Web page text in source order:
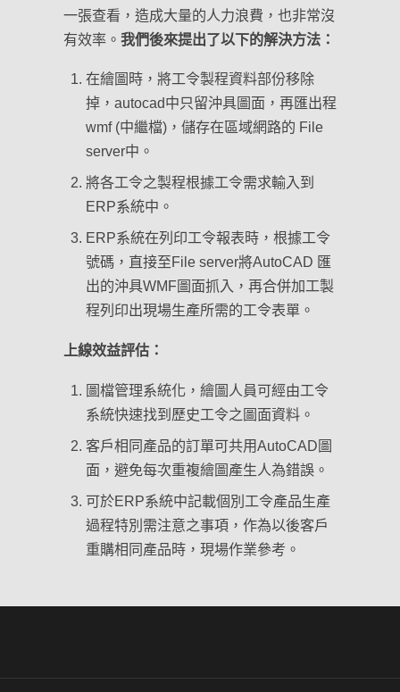
一張查看，造成大量的人力浪費，也非常沒
有效率。我們後來提出了以下的解決方法：
在繪圖時，將工令製程資料部份移除
掉，autocad中只留沖具圖面，再匯出程
wmf (中繼檔)，儲存在區域網路的 File
server中。
將各工令之製程根據工令需求輸入到
ERP系統中。
ERP系統在列印工令報表時，根據工令
號碼，直接至File server將AutoCAD 匯
出的沖具WMF圖面抓入，再合併加工製
程列印出現場生產所需的工令表單。
上線效益評估：
圖檔管理系統化，繪圖人員可經由工令
系統快速找到歷史工令之圖面資料。
客戶相同產品的訂單可共用AutoCAD圖
面，避免每次重複繪圖產生人為錯誤。
可於ERP系統中記載個別工令產品生產
過程特別需注意之事項，作為以後客戶
重購相同產品時，現場作業參考。